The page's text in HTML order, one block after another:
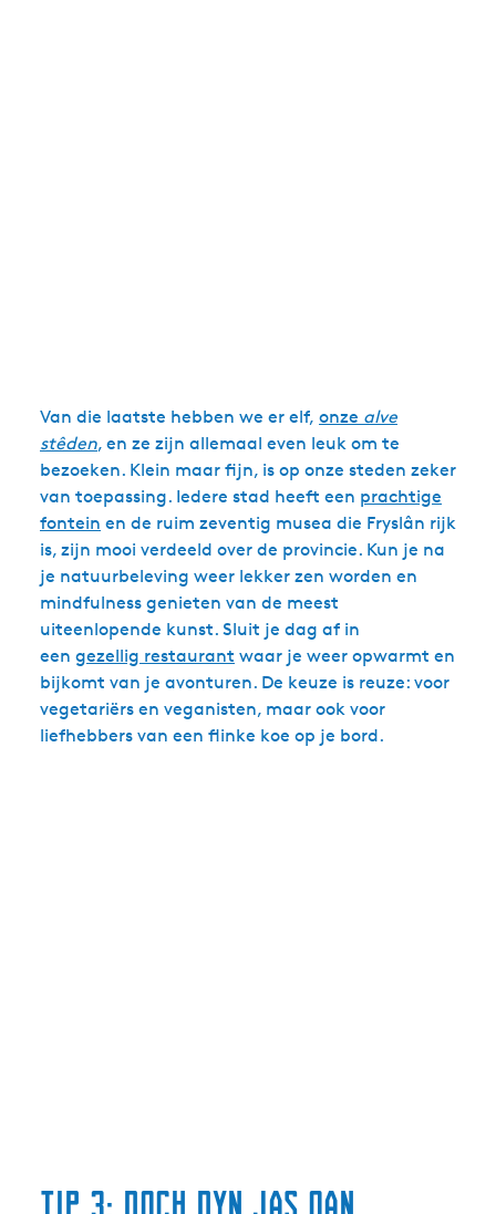
Van die laatste hebben we er elf, onze alve
stêden, en ze zijn allemaal even leuk om te
bezoeken. Klein maar fijn, is op onze steden zeker
van toepassing. Iedere stad heeft een prachtige
fontein en de ruim zeventig musea die Fryslân rijk
is, zijn mooi verdeeld over de provincie. Kun je na
je natuurbeleving weer lekker zen worden en
mindfulness genieten van de meest
uiteenlopende kunst. Sluit je dag af in
een gezellig restaurant waar je weer opwarmt en
bijkomt van je avonturen. De keuze is reuze: voor
vegetariërs en veganisten, maar ook voor
liefhebbers van een flinke koe op je bord.
Tip 3: Doch dyn jas oan